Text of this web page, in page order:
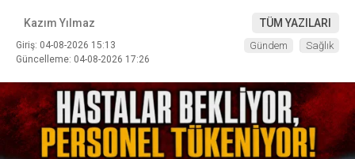
Kazım Yılmaz TÜM YAZILARI
Giriş: 04-08-2026 15:13
Güncelleme: 04-08-2026 17:26
Gündem Sağlık